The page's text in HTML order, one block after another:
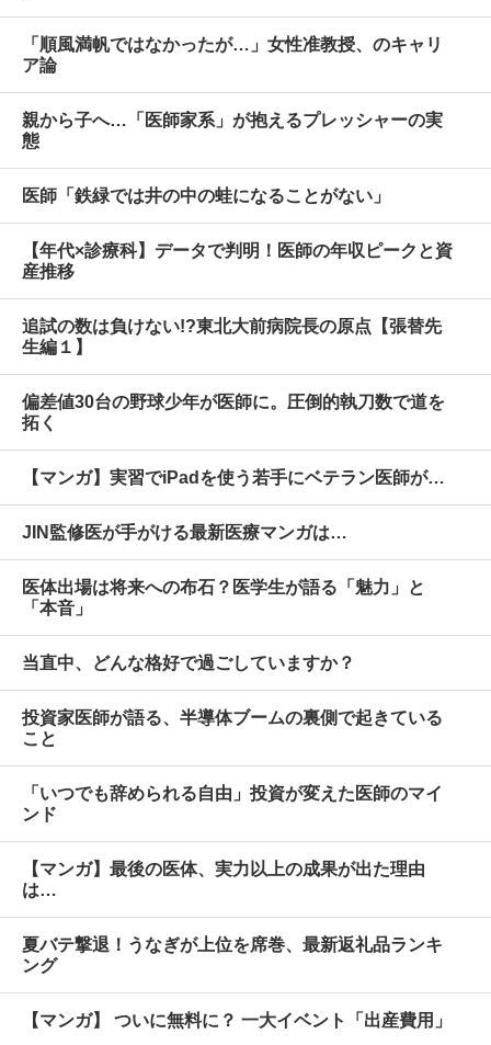
「順風満帆ではなかったが…」女性准教授、のキャリ
ア論
親から子へ…「医師家系」が抱えるプレッシャーの実
態
医師「鉄緑では井の中の蛙になることがない」
【年代×診療科】データで判明！医師の年収ピークと資
産推移
追試の数は負けない!?東北大前病院長の原点【張替先
生編１】
偏差値30台の野球少年が医師に。圧倒的執刀数で道を
拓く
【マンガ】実習でiPadを使う若手にベテラン医師が…
JIN監修医が手がける最新医療マンガは…
医体出場は将来への布石？医学生が語る「魅力」と
「本音」
当直中、どんな格好で過ごしていますか？
投資家医師が語る、半導体ブームの裏側で起きている
こと
「いつでも辞められる自由」投資が変えた医師のマイ
ンド
【マンガ】最後の医体、実力以上の成果が出た理由
は…
夏バテ撃退！うなぎが上位を席巻、最新返礼品ランキ
ング
【マンガ】 ついに無料に？ 一大イベント「出産費用」